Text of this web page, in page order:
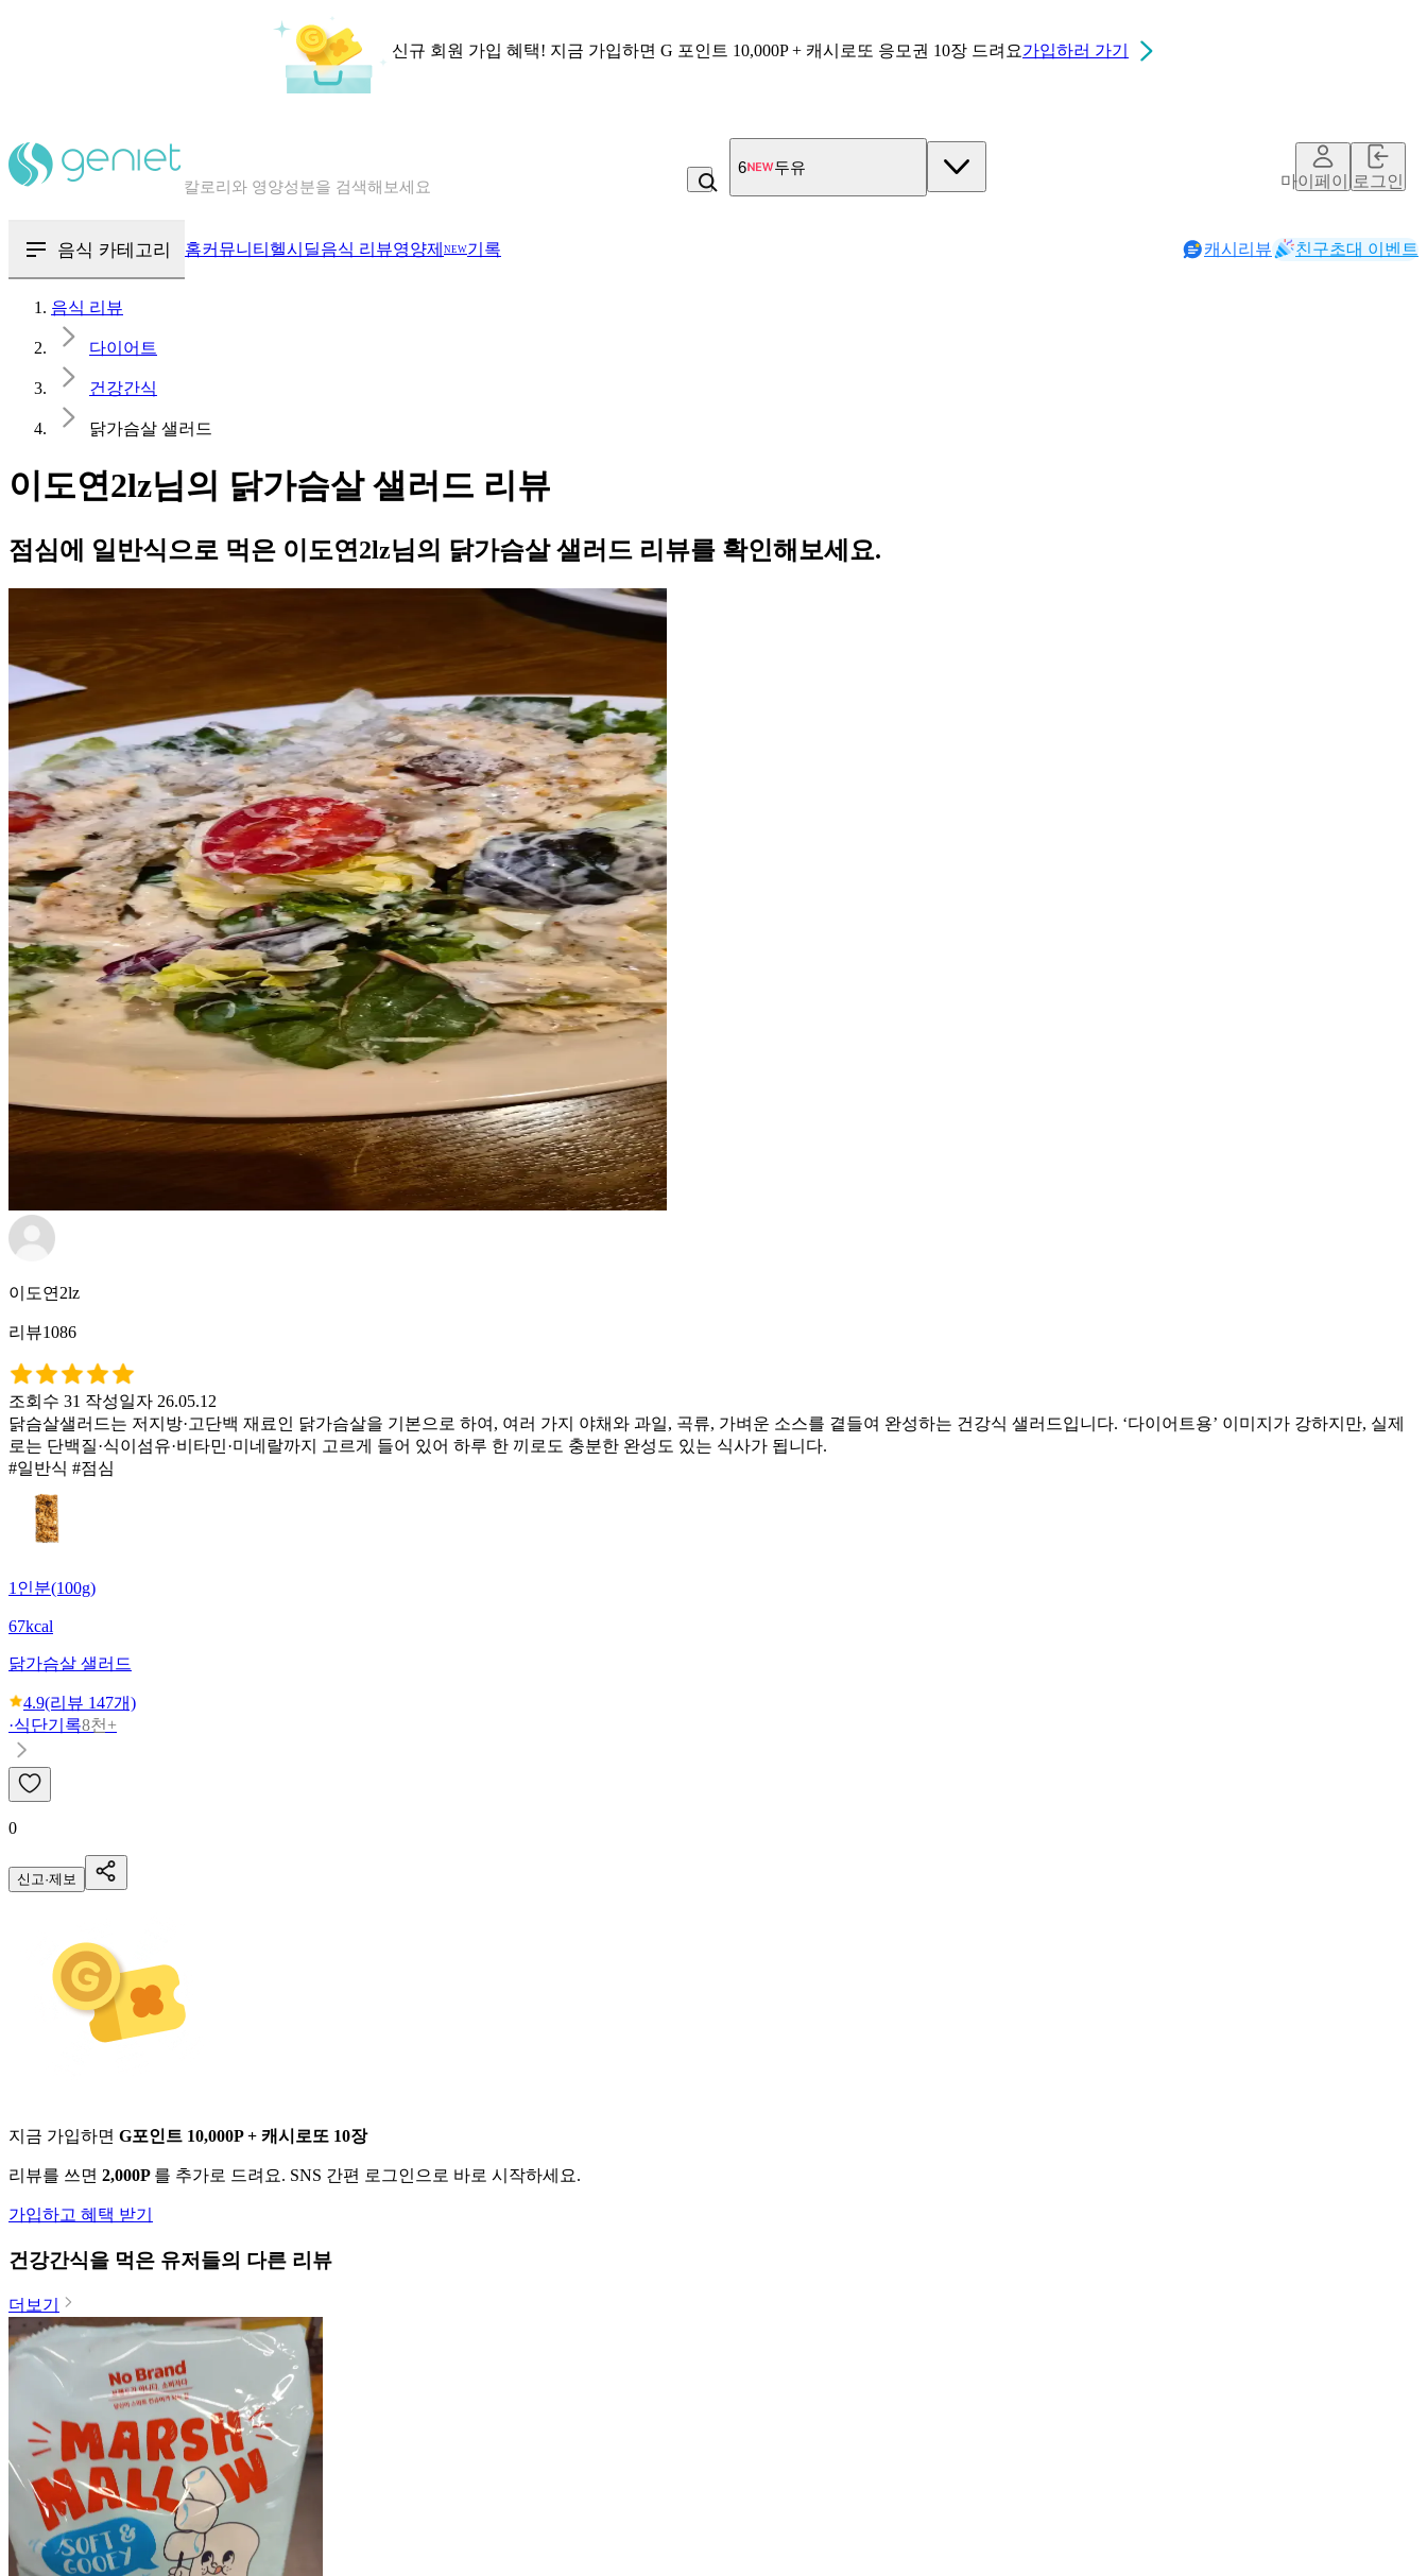
신규 회원 가입 혜택! 지금 가입하면 G 포인트 10,000P + 캐시로또 응모권 10장 드려요가입하러 가기
칼로리와 영양성분을 검색해보세요
7 김치
마이페이지로그인
음식 카테고리 홈커뮤니티 헬시딜음식 리뷰영양제 NEW기록 캐시리뷰 친구초대 이벤트
음식 리뷰
다이어트
건강간식
닭가슴살 샐러드
이도연2lz님의 닭가슴살 샐러드 리뷰
점심에 일반식으로 먹은 이도연2lz님의 닭가슴살 샐러드 리뷰를 확인해보세요.
이도연2lz
리뷰1086
조회수 31 작성일자 26.05.12
닭슴살샐러드는 저지방·고단백 재료인 닭가슴살을 기본으로 하여, 여러 가지 야채와 과일, 곡류, 가벼운 소스를 곁들여 완성하는 건강식 샐러드입니다. ‘다이어트용’ 이미지가 강하지만, 실제
로는 단백질·식이섬유·비타민·미네랄까지 고르게 들어 있어 하루 한 끼로도 충분한 완성도 있는 식사가 됩니다.
#일반식 #점심
1인분(100g)
67kcal
닭가슴살 샐러드
4.9(리뷰 147개)
·식단기록8천+
0
신고·제보
지금 가입하면 G포인트 10,000P + 캐시로또 10장
리뷰를 쓰면 2,000P 를 추가로 드려요. SNS 간편 로그인으로 바로 시작하세요.
가입하고 혜택 받기
건강간식을 먹은 유저들의 다른 리뷰
더보기